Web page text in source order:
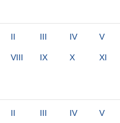
II III IV V
VIII IX X XI
II III IV V